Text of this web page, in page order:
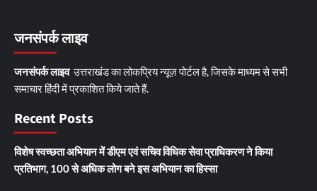
जनसंपर्क लाइव
जनसंपर्क लाइवउत्तराखंड का लोकप्रिय न्यूज़ पोर्टल है, जिसके माध्यम से सभी
समाचार हिंदी में प्रकाशित किये जाते हैं.
Recent Posts
विशेष स्वच्छता अभियान में डीएम एवं सचिव विधिक सेवा प्राधिकरण ने किया
प्रतिभाग, 100 से अधिक लोग बने इस अभियान का हिस्सा